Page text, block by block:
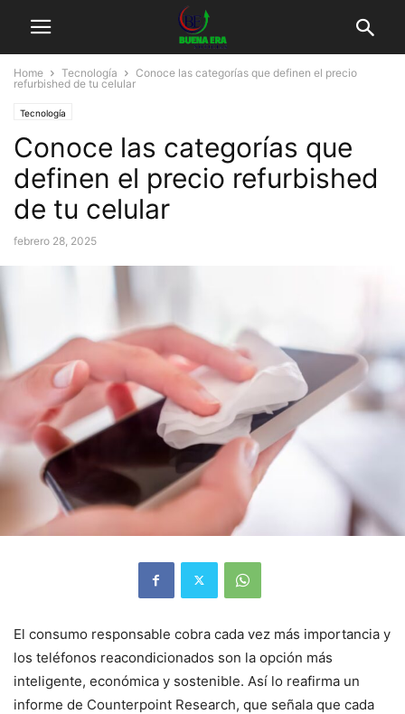
Home Tecnología
Conoce las categorías que definen el precio
refurbished de tu celular
Tecnología
Conoce las categorías que
definen el precio refurbished
de tu celular
febrero 28, 2025
El consumo responsable cobra cada vez más importancia y
los teléfonos reacondicionados son la opción más
inteligente, económica y sostenible. Así lo reafirma un
informe de Counterpoint Research, que señala que cada